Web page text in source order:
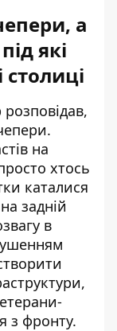
а
які
.
на
хтось
каталися
задній
в
з фронту.